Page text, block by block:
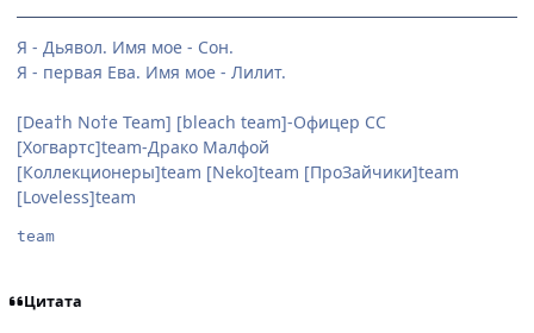
Я - Дьявол. Имя мое - Сон.
Я - первая Ева. Имя мое - Лилит.
[Dea†h No†e Team] [bleach team]-Офицер СС
[Хогвартс]team-Драко Малфой
[Коллекционеры]team [Neko]team [ПроЗайчики]team
[Loveless]team
team
Цитата